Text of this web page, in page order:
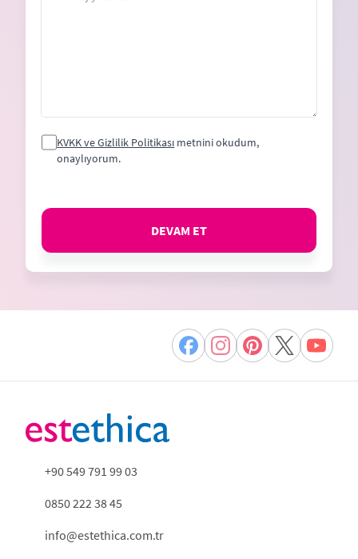
KVKK ve Gizlilik Politikası metnini okudum,
onaylıyorum.
DEVAM ET
+90 549 791 99 03
0850 222 38 45
info@estethica.com.tr